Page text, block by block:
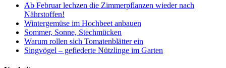
Ab Februar lechzen die Zimmerpflanzen wieder nach
Nährstoffen!
Wintergemüse im Hochbeet anbauen
Sommer, Sonne, Stechmücken
Warum rollen sich Tomatenblätter ein
Singvögel – gefiederte Nützlinge im Garten